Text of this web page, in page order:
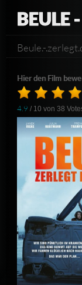
BEULE
Beule.-
Hier den Film
4.9 / 10 von38